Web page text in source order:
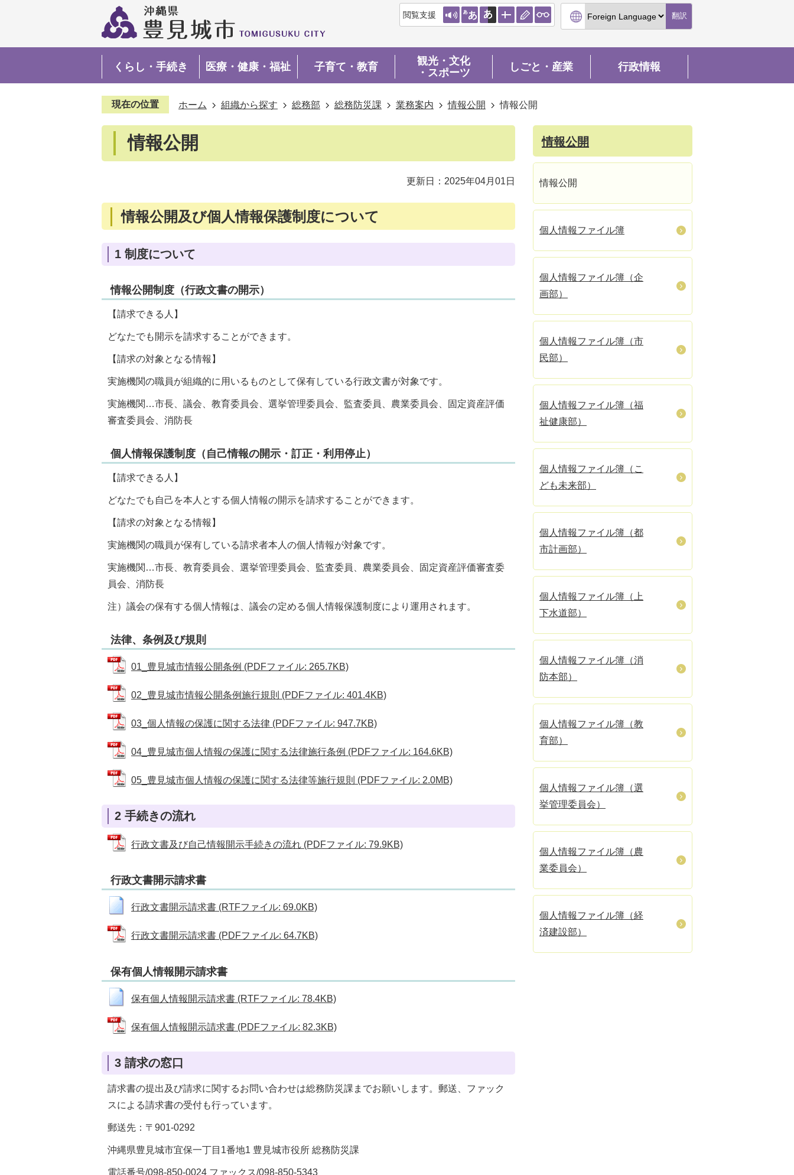
閲覧支援 翻訳
くらし・手続き 医療・健康・福祉 子育て・教育
観光・文化
・スポーツ
しごと・産業 行政情報
現在の位置 ホーム 組織から探す 総務部 総務防災課 業務案内 情報公開 情報公開
情報公開
更新日：2025年04月01日
情報公開及び個人情報保護制度について
1 制度について
情報公開制度（行政文書の開示）
【請求できる人】
どなたでも開示を請求することができます。
【請求の対象となる情報】
実施機関の職員が組織的に用いるものとして保有している行政文書が対象です。
実施機関…市長、議会、教育委員会、選挙管理委員会、監査委員、農業委員会、固定資産評価
審査委員会、消防長
個人情報保護制度（自己情報の開示・訂正・利用停止）
【請求できる人】
どなたでも自己を本人とする個人情報の開示を請求することができます。
【請求の対象となる情報】
実施機関の職員が保有している請求者本人の個人情報が対象です。
実施機関…市長、教育委員会、選挙管理委員会、監査委員、農業委員会、固定資産評価審査委
員会、消防長
注）議会の保有する個人情報は、議会の定める個人情報保護制度により運用されます。
法律、条例及び規則
01_豊見城市情報公開条例 (PDFファイル: 265.7KB)
02_豊見城市情報公開条例施行規則 (PDFファイル: 401.4KB)
03_個人情報の保護に関する法律 (PDFファイル: 947.7KB)
04_豊見城市個人情報の保護に関する法律施行条例 (PDFファイル: 164.6KB)
05_豊見城市個人情報の保護に関する法律等施行規則 (PDFファイル: 2.0MB)
2 手続きの流れ
行政文書及び自己情報開示手続きの流れ (PDFファイル: 79.9KB)
行政文書開示請求書
行政文書開示請求書 (RTFファイル: 69.0KB)
行政文書開示請求書 (PDFファイル: 64.7KB)
保有個人情報開示請求書
保有個人情報開示請求書 (RTFファイル: 78.4KB)
保有個人情報開示請求書 (PDFファイル: 82.3KB)
3 請求の窓口
請求書の提出及び請求に関するお問い合わせは総務防災課までお願いします。郵送、ファック
スによる請求書の受付も行っています。
郵送先：〒901-0292
沖縄県豊見城市宜保一丁目1番地1 豊見城市役所 総務防災課
電話番号/098-850-0024 ファックス/098-850-5343
情報公開
情報公開
個人情報ファイル簿
個人情報ファイル簿（企
画部）
個人情報ファイル簿（市
民部）
個人情報ファイル簿（福
祉健康部）
個人情報ファイル簿（こ
ども未来部）
個人情報ファイル簿（都
市計画部）
個人情報ファイル簿（上
下水道部）
個人情報ファイル簿（消
防本部）
個人情報ファイル簿（教
育部）
個人情報ファイル簿（選
挙管理委員会）
個人情報ファイル簿（農
業委員会）
個人情報ファイル簿（経
済建設部）